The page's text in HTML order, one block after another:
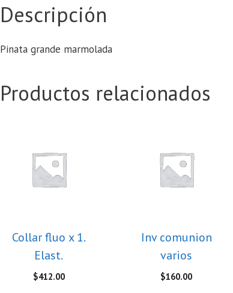
Descripción
Pinata grande marmolada
Productos relacionados
Collar fluo x 1.
Elast.
$412.00
Inv comunion
varios
$160.00